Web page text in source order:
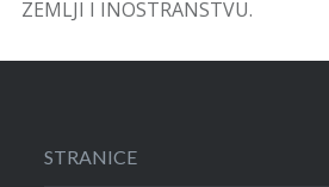
ZEMLJI I INOSTRANSTVU.
STRANICE